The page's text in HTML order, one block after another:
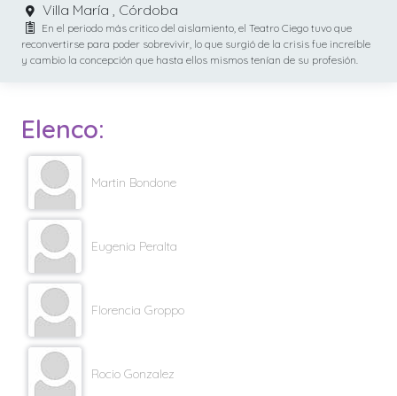
Villa María , Córdoba
En el periodo más critico del aislamiento, el Teatro Ciego tuvo que
reconvertirse para poder sobrevivir, lo que surgió de la crisis fue increíble
y cambio la concepción que hasta ellos mismos tenían de su profesión.
Elenco:
Martin Bondone
Eugenia Peralta
Florencia Groppo
Rocio Gonzalez